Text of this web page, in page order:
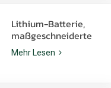
Lithium-Batterie,
maßgeschneiderte
Solar-Lichtmast 600
W LED-Lampen mit
Mehr Lesen